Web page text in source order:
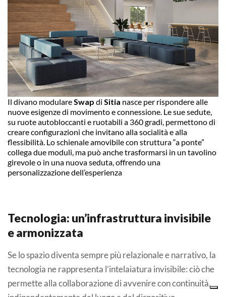
Il divano modulareSwap di Sitia nasce per rispondere alle
nuove esigenze di movimento e connessione. Le sue sedute,
su ruote autobloccanti e ruotabili a 360 gradi, permettono di
creare configurazioni che invitano alla socialità e alla
flessibilità. Lo schienale amovibile con struttura “a ponte”
collega due moduli, ma può anche trasformarsi in un tavolino
girevole o in una nuova seduta, offrendo una
personalizzazione dell’esperienza
Tecnologia: un’infrastruttura invisibile
e armonizzata
Se lo spazio diventa sempre più relazionale e narrativo, la
tecnologia ne rappresenta l’intelaiatura invisibile: ciò che
permette alla collaborazione di avvenire con continuità,